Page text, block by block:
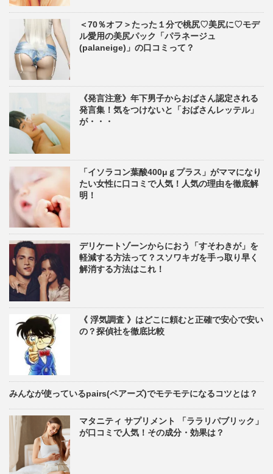
＜70％オフ＞たった１分で桃尻♡美尻に♡モデ
ル愛用の美尻パック「パラネージュ
(palaneige)」の口コミって？
《発言注意》年下男子からおばさん認定される
発言集！気をつけないと「おばさんレッテル」
が・・・
「イソラコン葉酸400μｇプラス」がママになり
たい女性に口コミで人気！人気の理由を徹底解
明！
デリケートゾーンからにおう「すそわきが」を
軽減する方法って？スソワキガを手っ取り早く
解消する方法はこれ！
《 浮気調査 》はどこに頼むと正確で安心で安い
の？探偵社を徹底比較
みんなが使っているpairs(ペアーズ)でモテモテになるコツとは？
マタニティ サプリメント 「ララリパブリック」
が口コミで人気！その成分・効果は？